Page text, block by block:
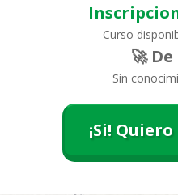
Curso
🚀 De
Sin
¡Si!